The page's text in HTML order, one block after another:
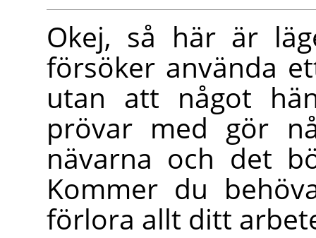
Okej, så här är
försöker använda
utan att något
prövar med gör
nävarna och det
Kommer du
förlora allt ditt